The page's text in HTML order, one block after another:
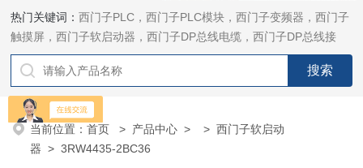
热门关键词：西门子PLC，西门子PLC模块，西门子变频器，西门子
触摸屏，西门子软启动器，西门子DP总线电缆，西门子DP总线接
头，西门子CP通讯网卡，西门子数控系统及停产备件
当前位置：首页 > 产品中心 > >西门子软启动
器 > 3RW4435-2BC36